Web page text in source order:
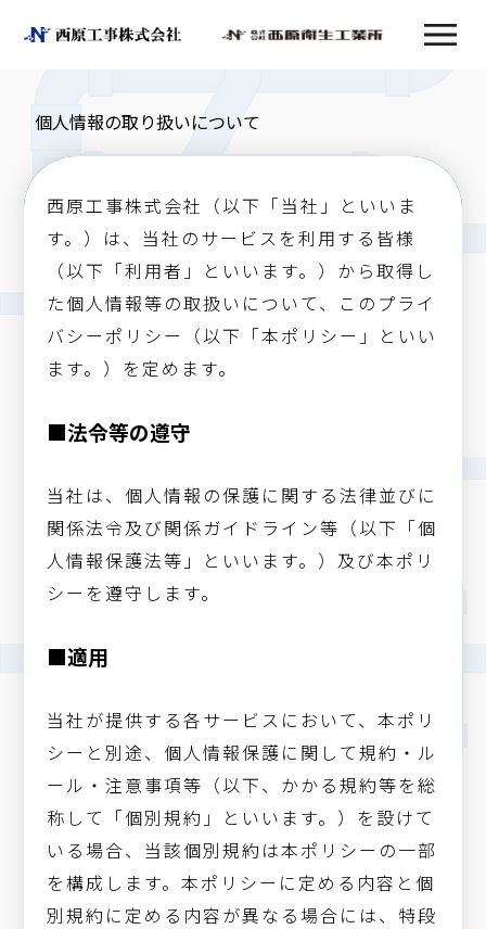
個人情報の取り扱いについて
西原工事株式会社（以下「当社」といいま
す。）は、当社のサービスを利用する皆様
（以下「利用者」といいます。）から取得し
た個人情報等の取扱いについて、このプライ
バシーポリシー（以下「本ポリシー」といい
ます。）を定めます。
■法令等の遵守
当社は、個人情報の保護に関する法律並びに
関係法令及び関係ガイドライン等（以下「個
人情報保護法等」といいます。）及び本ポリ
シーを遵守します。
■適用
当社が提供する各サービスにおいて、本ポリ
シーと別途、個人情報保護に関して規約・ル
ール・注意事項等（以下、かかる規約等を総
称して「個別規約」といいます。）を設けて
いる場合、当該個別規約は本ポリシーの一部
を構成します。本ポリシーに定める内容と個
別規約に定める内容が異なる場合には、特段